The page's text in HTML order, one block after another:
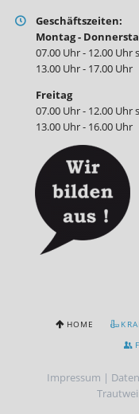
Geschäftszeiten:
Montag -
07.00 Uhr - 12.00 Uhr
13.00 Uhr - 17.00 Uhr
Freitag
07.00 Uhr - 12.00 Uhr
13.00 Uhr - 16.00 Uhr
NAVIGATION
ÜBERSPRINGEN
HOME
Impressum |